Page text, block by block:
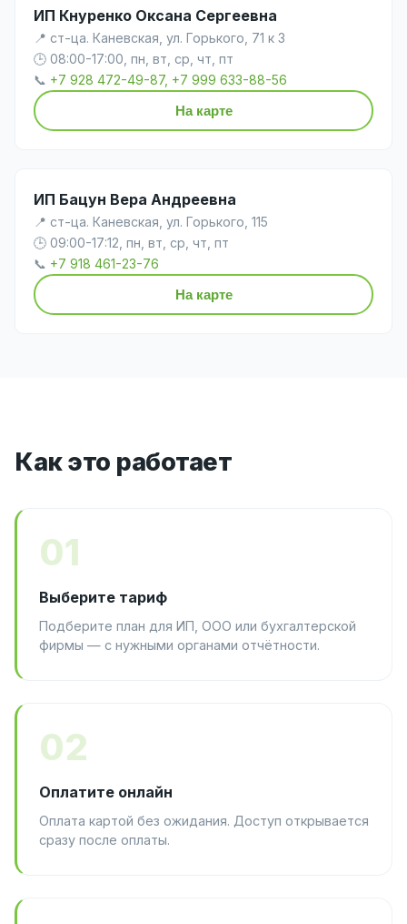
ИП Кнуренко Оксана Сергеевна
📍 ст-ца. Каневская, ул. Горького, 71 к 3
🕒 08:00-17:00, пн, вт, ср, чт, пт
📞 +7 928 472-49-87, +7 999 633-88-56
На карте
ИП Бацун Вера Андреевна
📍 ст-ца. Каневская, ул. Горького, 115
🕒 09:00-17:12, пн, вт, ср, чт, пт
📞 +7 918 461-23-76
На карте
Как это работает
01
Выберите тариф
Подберите план для ИП, ООО или бухгалтерской
фирмы — с нужными органами отчётности.
02
Оплатите онлайн
Оплата картой без ожидания. Доступ открывается
сразу после оплаты.